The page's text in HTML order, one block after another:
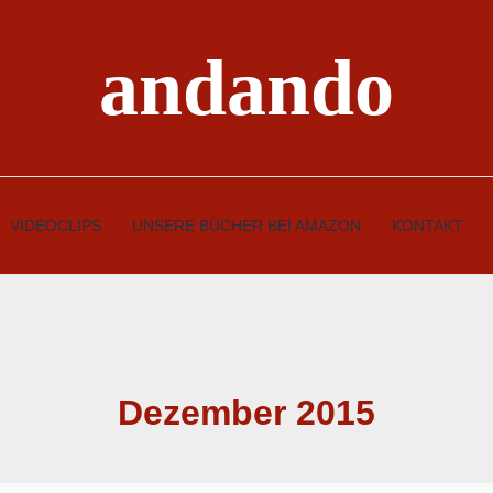
andando
VIDEOCLIPS UNSERE BÜCHER BEI AMAZON KONTAKT
Dezember 2015